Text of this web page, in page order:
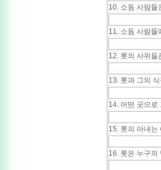
10. 소돔 사람들
11. 소돔 사람들
12. 롯의 사위들
13. 롯과 그의
14. 어떤 곳으로
15. 롯의 아내는
16. 롯은 누구의